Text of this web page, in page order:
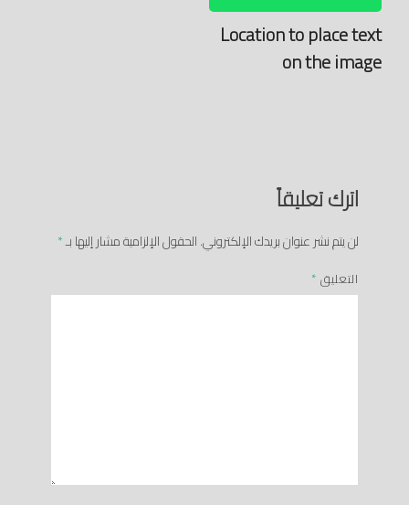
Location to place text
on the image
اترك تعليقاً
لن يتم نشر عنوان بريدك الإلكتروني.الحقول الإلزامية مشار إليها بـ*
التعليق *